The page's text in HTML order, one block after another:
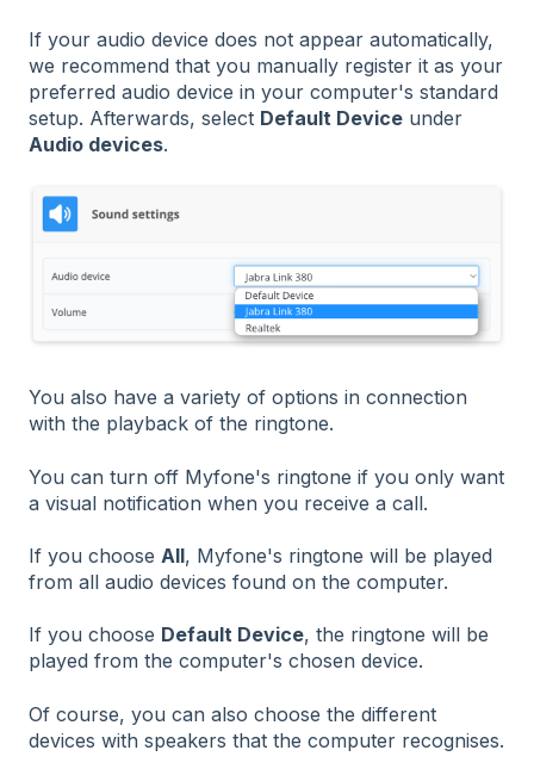
If your audio device does not appear automatically,
we recommend that you manually register it as your
preferred audio device in your computer's standard
setup. Afterwards, select Default Device under
Audio devices.
You also have a variety of options in connection
with the playback of the ringtone.
You can turn off Myfone's ringtone if you only want
a visual notification when you receive a call.
If you choose All, Myfone's ringtone will be played
from all audio devices found on the computer.
If you choose Default Device, the ringtone will be
played from the computer's chosen device.
Of course, you can also choose the different
devices with speakers that the computer recognises.